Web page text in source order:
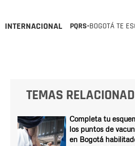
INTERNACIONAL PQRS-BOGOTÁ TE
TEMAS
Completa tu
los puntos de
en Bogotá